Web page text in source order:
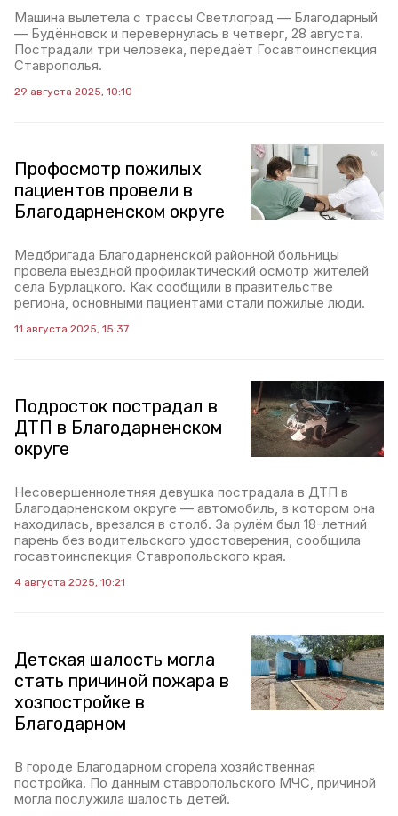
Машина вылетела с трассы Светлоград — Благодарный
— Будённовск и перевернулась в четверг, 28 августа.
Пострадали три человека, передаёт Госавтоинспекция
Ставрополья.
29 августа 2025, 10:10
Профосмотр пожилых
пациентов провели в
Благодарненском округе
Медбригада Благодарненской районной больницы
провела выездной профилактический осмотр жителей
села Бурлацкого. Как сообщили в правительстве
региона, основными пациентами стали пожилые люди.
11 августа 2025, 15:37
Подросток пострадал в
ДТП в Благодарненском
округе
Несовершеннолетняя девушка пострадала в ДТП в
Благодарненском округе — автомобиль, в котором она
находилась, врезался в столб. За рулём был 18-летний
парень без водительского удостоверения, сообщила
госавтоинспекция Ставропольского края.
4 августа 2025, 10:21
Детская шалость могла
стать причиной пожара в
хозпостройке в
Благодарном
В городе Благодарном сгорела хозяйственная
постройка. По данным ставропольского МЧС, причиной
могла послужила шалость детей.